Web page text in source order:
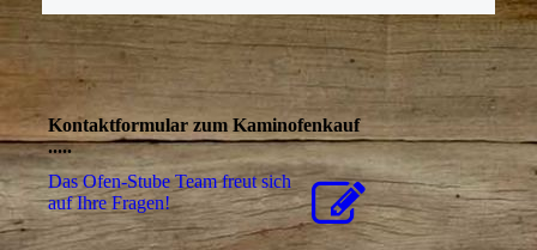
Kontaktformular zum Kaminofenkauf
.....
Das Ofen-Stube Team freut sich
auf Ihre Fragen!